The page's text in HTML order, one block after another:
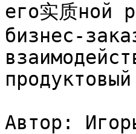
его实质ной
бизнес-
Автор: